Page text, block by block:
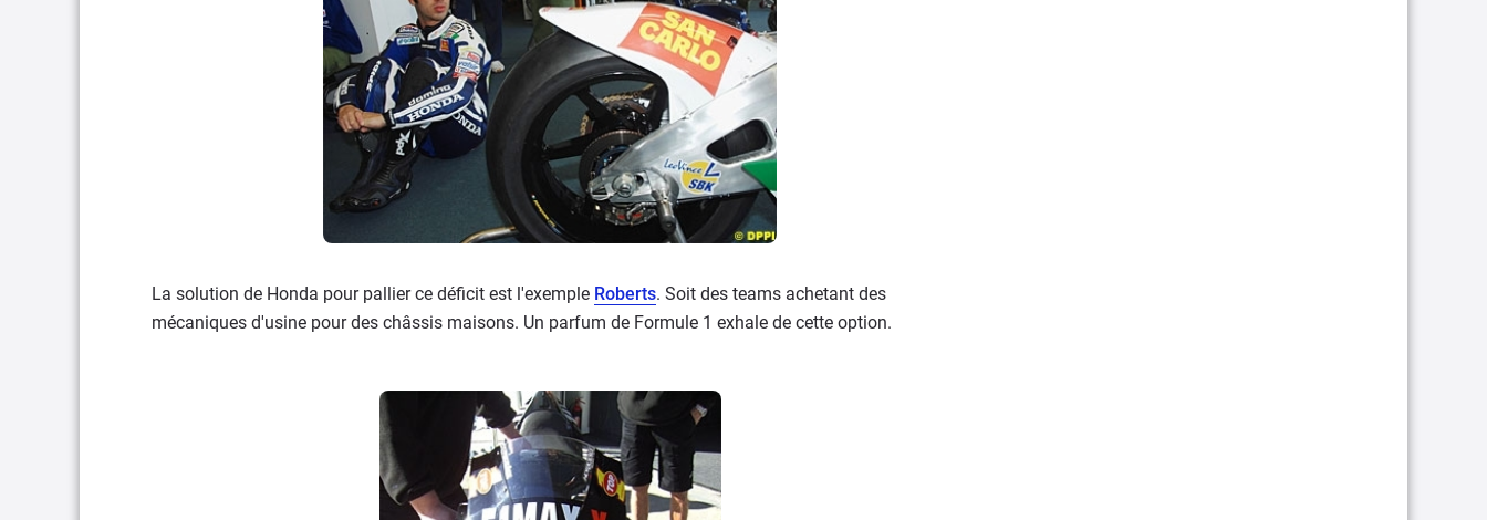
La solution de Honda pour pallier ce déficit est l'exemple Roberts. Soit des teams achetant des
mécaniques d'usine pour des châssis maisons. Un parfum de Formule 1 exhale de cette option.